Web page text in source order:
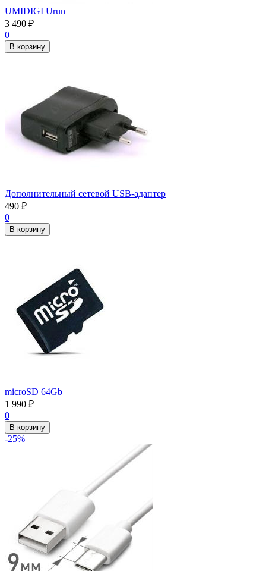
UMIDIGI Urun
3 490 ₽
0
В корзину
Дополнительный сетевой USB-адаптер
490 ₽
0
В корзину
microSD 64Gb
1 990 ₽
0
В корзину
-25%